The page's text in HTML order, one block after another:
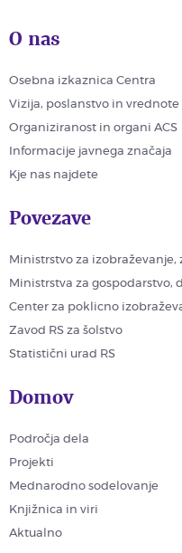
O nas
Osebna izkaznica Centra
Vizija, poslanstvo in vrednote
Organiziranost in organi ACS
Informacije javnega značaja
Kje nas najdete
Povezave
Ministrstvo za
Ministrstva za gospodarstvo,
Center za poklicno
Zavod RS za šolstvo
Statistični urad RS
Domov
Področja dela
Projekti
Mednarodno sodelovanje
Knjižnica in viri
Aktualno